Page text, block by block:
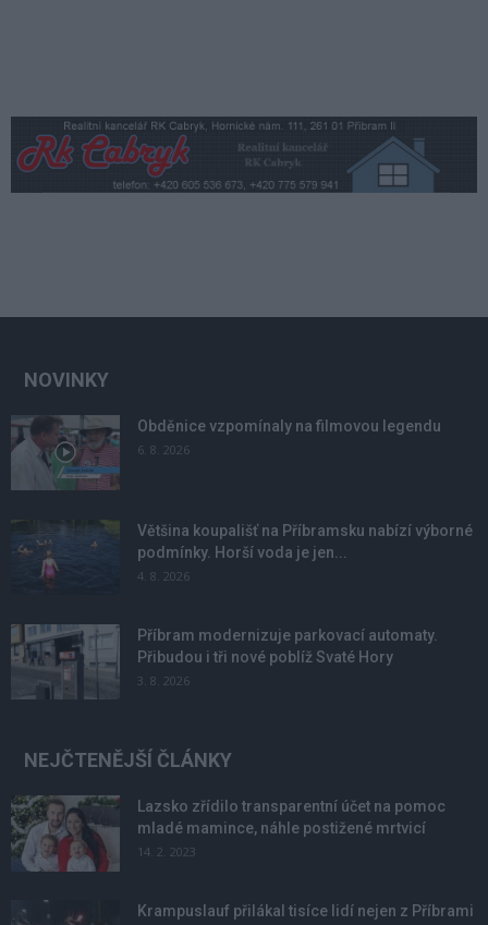
NOVINKY
Obděnice vzpomínaly na filmovou legendu
6. 8. 2026
Většina koupališť na Příbramsku nabízí výborné
podmínky. Horší voda je jen...
4. 8. 2026
Příbram modernizuje parkovací automaty.
Přibudou i tři nové poblíž Svaté Hory
3. 8. 2026
NEJČTENĚJŠÍ ČLÁNKY
Lazsko zřídilo transparentní účet na pomoc
mladé mamince, náhle postižené mrtvicí
14. 2. 2023
Krampuslauf přilákal tisíce lidí nejen z Příbrami